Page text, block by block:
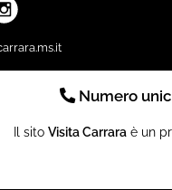
Numero
Il sito Visita Carrara è un